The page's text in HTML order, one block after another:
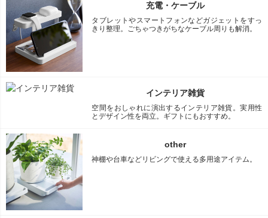
充電・ケーブル
タブレットやスマートフォンなどガジェットをすっ
きり整理。ごちゃつきがちなケーブル周りも解消。
インテリア雑貨
空間をおしゃれに演出するインテリア雑貨。実用性
とデザイン性を両立。ギフトにもおすすめ。
other
神棚や台車などリビングで使える多用途アイテム。